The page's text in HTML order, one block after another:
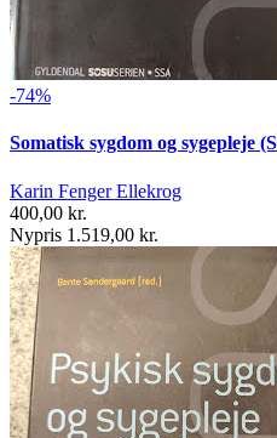
-74%
Somatisk sygdom og sygepleje
Karin Fenger Ellekrog
400,00 kr.
Nypris 1.519,00 kr.